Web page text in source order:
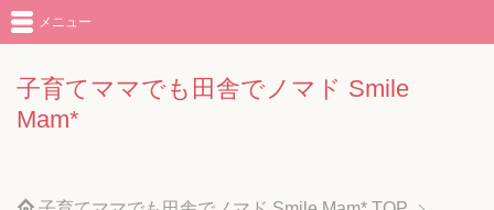
子育てママでも田舎でノマド Smile
Mam*
メニュー